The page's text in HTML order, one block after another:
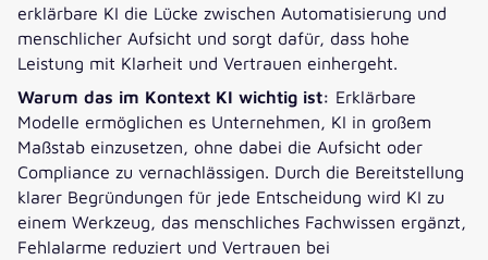
erklärbare KI die Lücke zwischen Automatisierung und
menschlicher Aufsicht und sorgt dafür, dass hohe
Leistung mit Klarheit und Vertrauen einhergeht.
Warum das im Kontext KI wichtig ist: Erklärbare
Modelle ermöglichen es Unternehmen, KI in großem
Maßstab einzusetzen, ohne dabei die Aufsicht oder
Compliance zu vernachlässigen. Durch die Bereitstellung
klarer Begründungen für jede Entscheidung wird KI zu
einem Werkzeug, das menschliches Fachwissen ergänzt,
Fehlalarme reduziert und Vertrauen bei